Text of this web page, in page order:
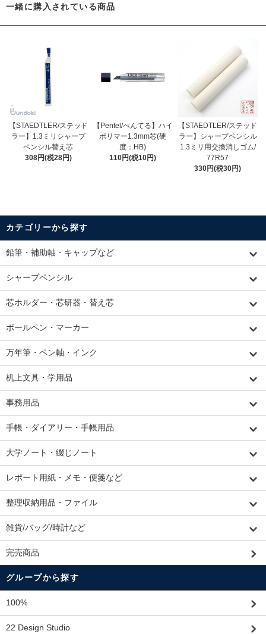
一緒に購入されている商品
【STAEDTLER/ステッド
ラー】1.3ミリシャープ
ペンシル替え芯
308円(税28円)
【Pentel/ぺんてる】ハイ
ポリマー1.3mm芯(硬
度：HB)
110円(税10円)
【STAEDTLER/ステッド
ラー】シャープペンシル
1.3ミリ用交換消しゴム/
77R57
330円(税30円)
カテゴリーから探す
鉛筆・補助軸・キャップなど
シャープペンシル
芯ホルダー・芯研器・替え芯
ボールペン・マーカー
万年筆・ペン軸・インク
机上文具・学用品
事務用品
手帳・ダイアリー・手帳用品
大学ノート・綴じノート
レポート用紙・メモ・便箋など
整理収納用品・ファイル
雑貨/バッグ/時計など
完売商品
グループから探す
100%
22 Design Studio